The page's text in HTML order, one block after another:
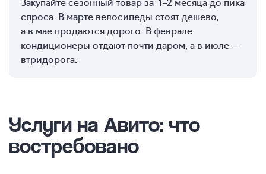
спроса. В марте велосипеды стоят дешево,
а в мае продаются дорого. В феврале
кондиционеры отдают почти даром, а в июле —
втридорога.
Услуги на Авито: что
востребовано